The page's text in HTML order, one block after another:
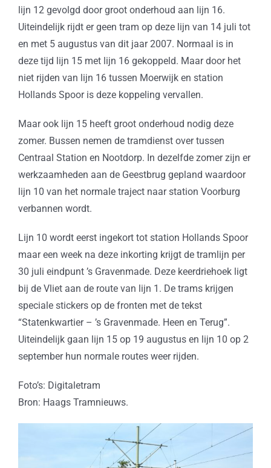
lijn 12 gevolgd door groot onderhoud aan lijn 16.
Uiteindelijk rijdt er geen tram op deze lijn van 14 juli tot
en met 5 augustus van dit jaar 2007. Normaal is in
deze tijd lijn 15 met lijn 16 gekoppeld. Maar door het
niet rijden van lijn 16 tussen Moerwijk en station
Hollands Spoor is deze koppeling vervallen.
Maar ook lijn 15 heeft groot onderhoud nodig deze
zomer. Bussen nemen de tramdienst over tussen
Centraal Station en Nootdorp. In dezelfde zomer zijn er
werkzaamheden aan de Geestbrug gepland waardoor
lijn 10 van het normale traject naar station Voorburg
verbannen wordt.
Lijn 10 wordt eerst ingekort tot station Hollands Spoor
maar een week na deze inkorting krijgt de tramlijn per
30 juli eindpunt ’s Gravenmade. Deze keerdriehoek ligt
bij de Vliet aan de route van lijn 1. De trams krijgen
speciale stickers op de fronten met de tekst
“Statenkwartier – ’s Gravenmade. Heen en Terug”.
Uiteindelijk gaan lijn 15 op 19 augustus en lijn 10 op 2
september hun normale routes weer rijden.
Foto’s: Digitaletram
Bron: Haags Tramnieuws.